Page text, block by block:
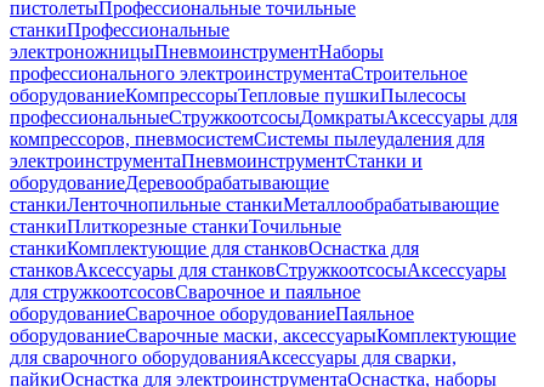
пистолетыПрофессиональные точильные
станкиПрофессиональные
электроножницыПневмоинструментНаборы
профессионального электроинструментаСтроительное
оборудованиеКомпрессорыТепловые пушкиПылесосы
профессиональныеСтружкоотсосыДомкратыАксессуары для
компрессоров, пневмосистемСистемы пылеудаления для
электроинструментаПневмоинструментСтанки и
оборудованиеДеревообрабатывающие
станкиЛенточнопильные станкиМеталлообрабатывающие
станкиПлиткорезные станкиТочильные
станкиКомплектующие для станковОснастка для
станковАксессуары для станковСтружкоотсосыАксессуары
для стружкоотсосовСварочное и паяльное
оборудованиеСварочное оборудованиеПаяльное
оборудованиеСварочные маски, аксессуарыКомплектующие
для сварочного оборудованияАксессуары для сварки,
пайкиОснастка для электроинструментаОснастка, наборы